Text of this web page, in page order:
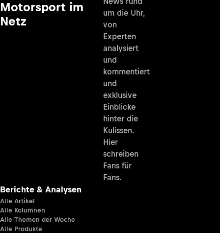
Motorsport im
Netz
um die Uhr,
von
Experten
analysiert
und
kommentiert
und
exklusive
Einblicke
hinter die
Kulissen.
Hier
schreiben
Fans für
Fans.
Berichte & Analysen
Alle Artikel
Alle Kolumnen
Alle Themen der Woche
Alle Produkte